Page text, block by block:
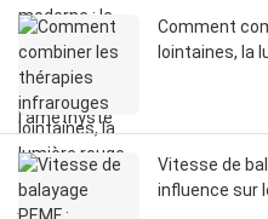
Comment
lointaines, la
Vitesse de
influence sur